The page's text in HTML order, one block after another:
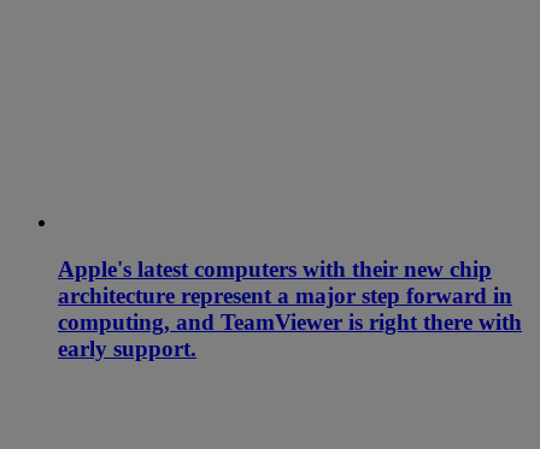
Apple's latest computers with their new chip
architecture represent a major step forward in
computing, and TeamViewer is right there with
early support.